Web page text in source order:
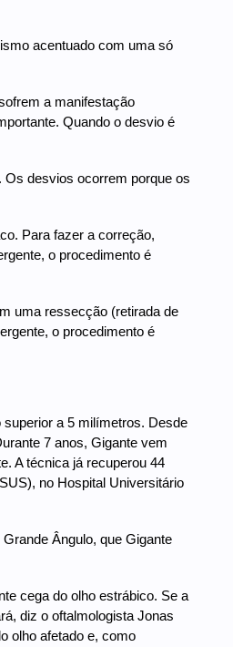
acentuado com uma só
a manifestação
Quando o desvio é
Os desvios ocorrem porque os
Para fazer a correção,
o procedimento é
uma ressecção (retirada de
o procedimento é
a 5 milímetros. Desde
7 anos, Gigante vem
A técnica já recuperou 44
no Hospital Universitário
Ângulo, que Gigante
cega do olho estrábico. Se a
diz o oftalmologista Jonas
olho afetado e, como